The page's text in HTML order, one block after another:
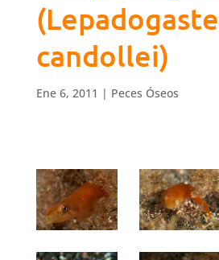
candollei)
Ene 6, 2011 | Peces Óseos